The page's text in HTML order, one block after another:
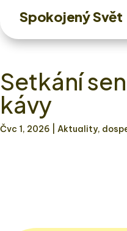
Spokojený Svět
Setkání
kávy
Čvc 1, 2026 | Aktuality,